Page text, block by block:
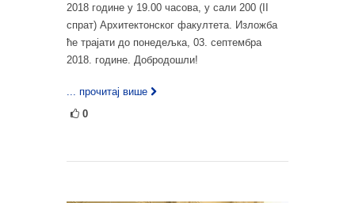
2018 године у 19.00 часова, у сали 200 (II
спрат) Архитектонског факултета. Изложба
ће трајати до понедељка, 03. септембра
2018. године. Добродошли!
... прочитај више
0